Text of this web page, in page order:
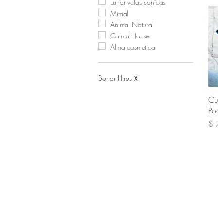
Lunar velas conicas
Mimal
Animal Natural
Calma House
Alma cosmetica
Borrar filtros X
$